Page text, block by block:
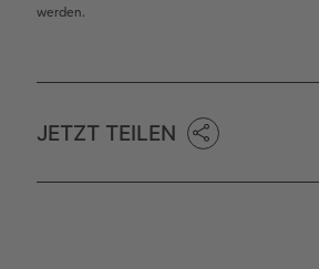
werden.
JETZT TEILEN